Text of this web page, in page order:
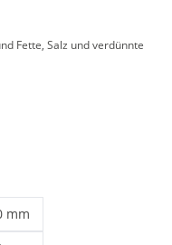
Fette, Salz und verdünnte
mm
| 2,5 mm x 260 mm